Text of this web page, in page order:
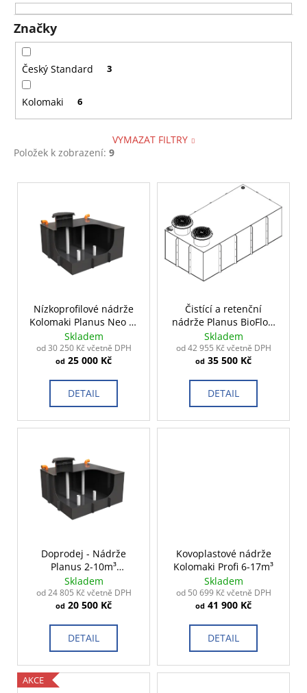
k
t
ů
Značky
Český Standard 3
Kolomaki 6
VYMAZAT FILTRY
Položek k zobrazení: 9
V
Nízkoprofilové nádrže
Kolomaki Planus Neo 2-
15m³
Skladem
od 30 250 Kč včetně DPH
od 25 000 Kč
DETAIL
Čistící a retenční
nádrže Planus BioFlow
2-15m³
Skladem
od 42 955 Kč včetně DPH
od 35 500 Kč
DETAIL
Doprodej - Nádrže
Planus 2-10m³
předchozí generace
Skladem
od 24 805 Kč včetně DPH
od 20 500 Kč
DETAIL
Kovoplastové nádrže
Kolomaki Profi 6-17m³
Skladem
od 50 699 Kč včetně DPH
od 41 900 Kč
DETAIL
AKCE
a
j
HLEDAT